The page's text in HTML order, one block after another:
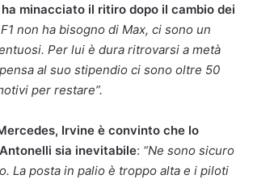
minacciato il ritiro dopo il cambio dei
F1 non ha bisogno di Max, ci sono un
Per lui è dura ritrovarsi a metà
al suo stipendio ci sono oltre 50
per restare”.
Irvine è convinto che lo
sia inevitabile: “Ne sono sicuro
La posta in palio è troppo alta e i piloti